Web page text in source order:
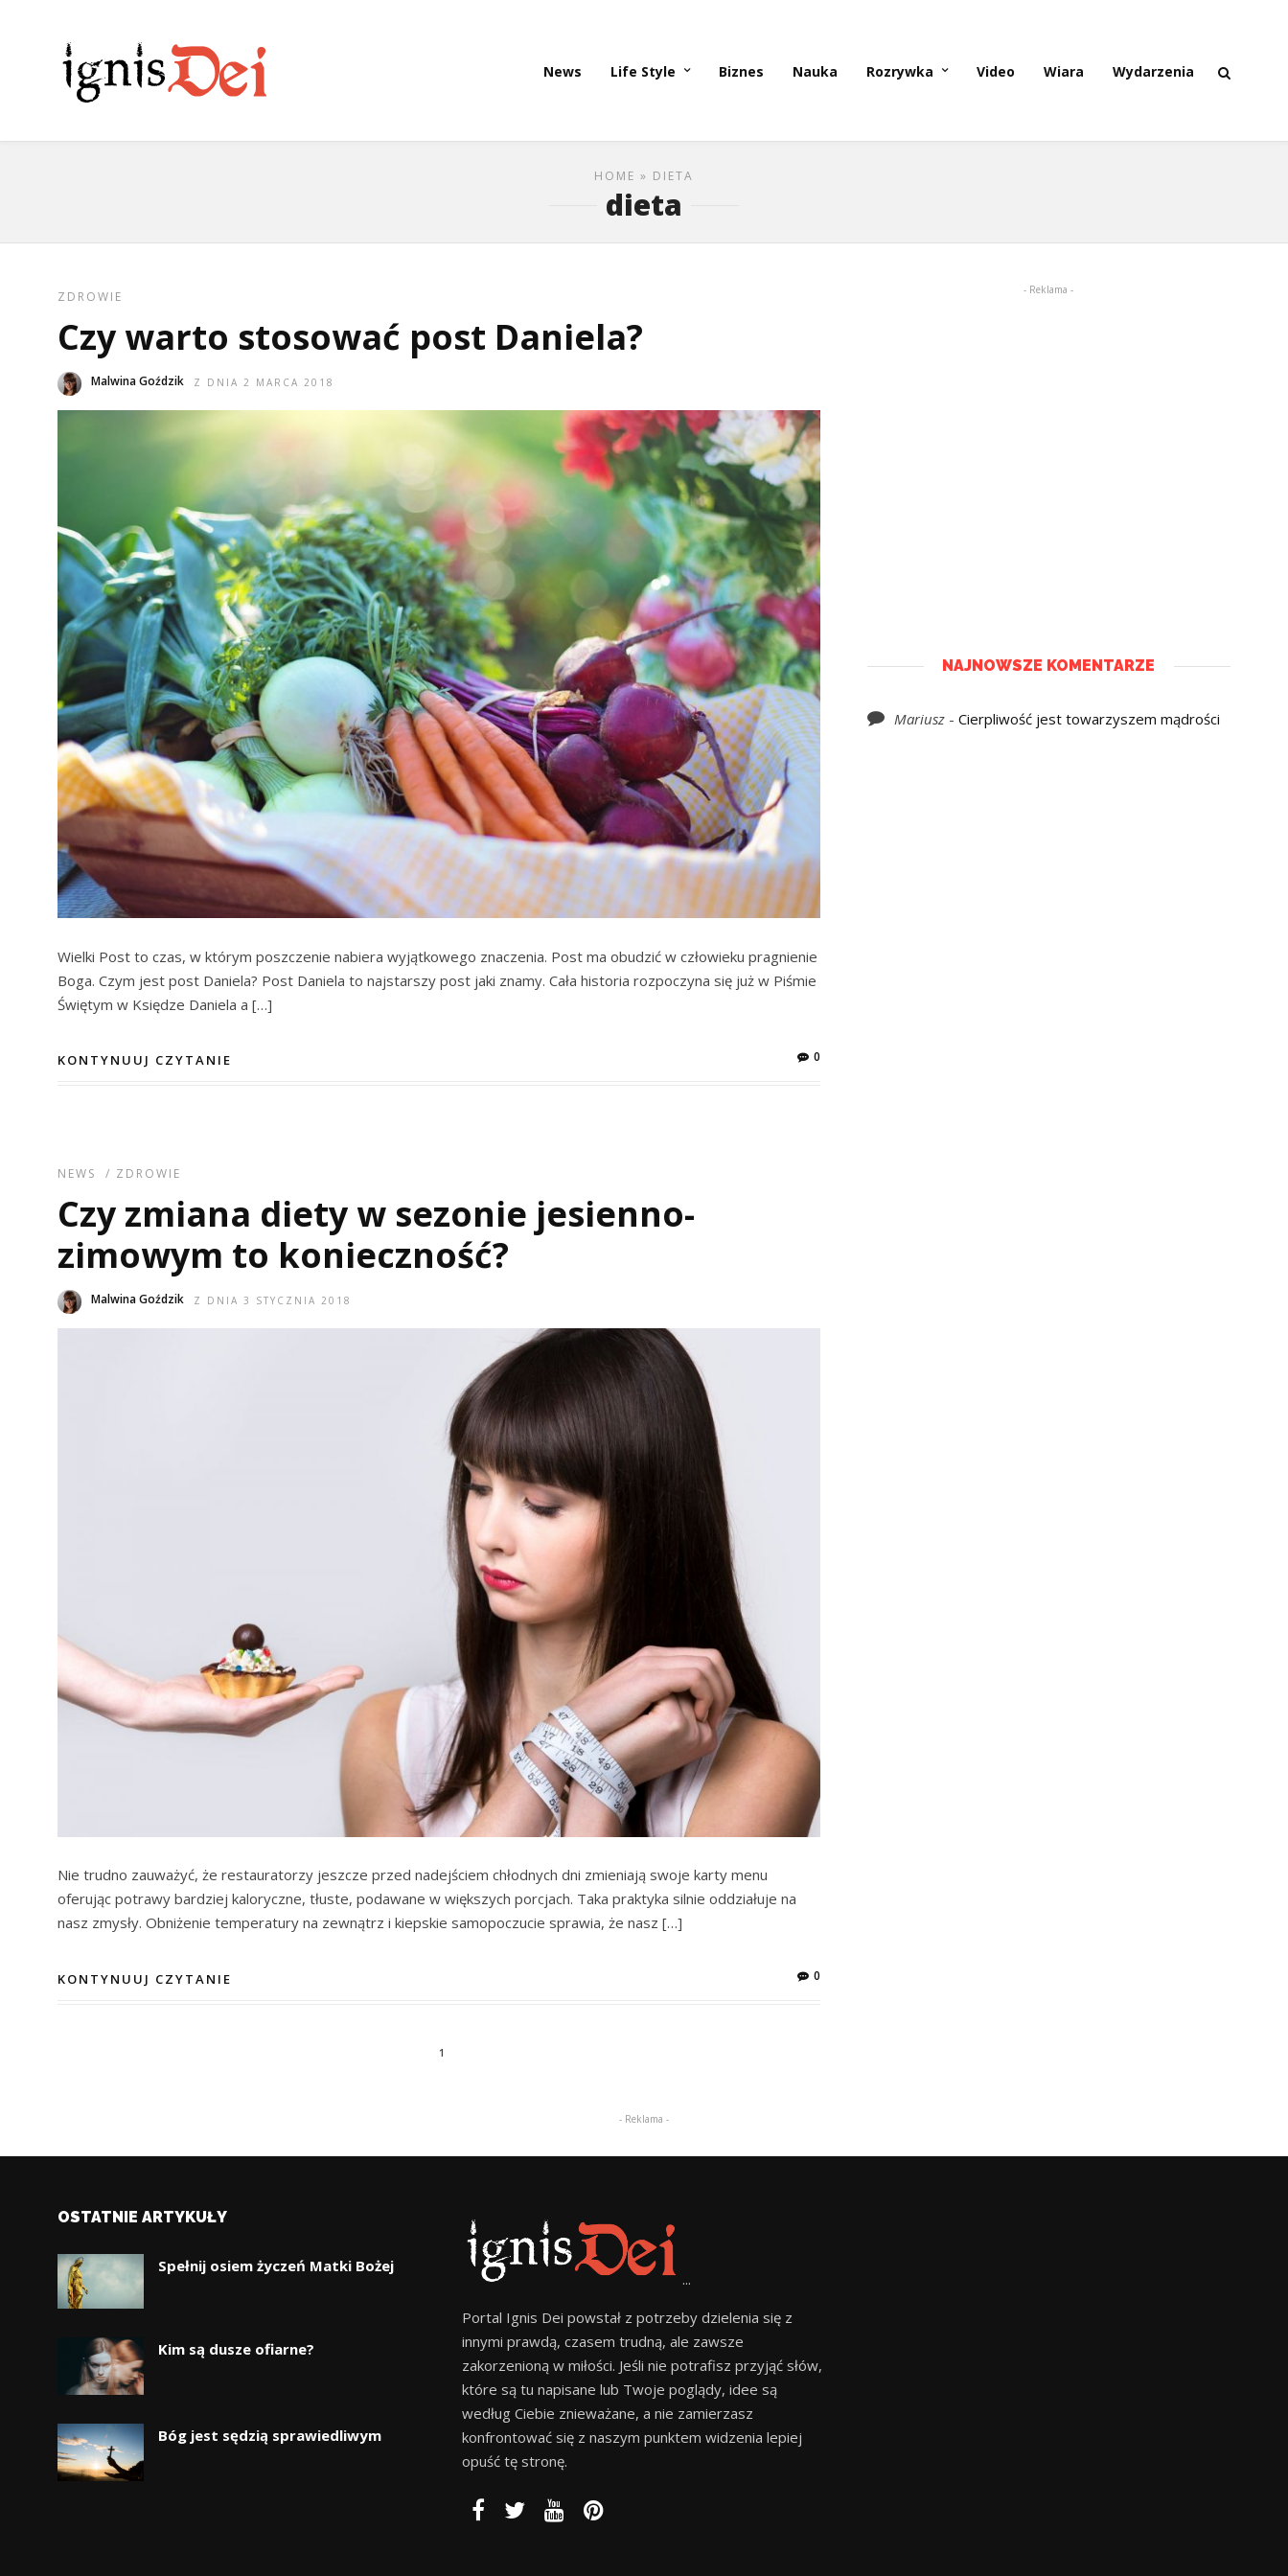
News Life Style Biznes Nauka Rozrywka Video Wiara Wydarzenia
HOME » DIETA
dieta
ZDROWIE
Czy warto stosować post Daniela?
Malwina Goździk Z DNIA 2 MARCA 2018
Wielki Post to czas, w którym poszczenie nabiera wyjątkowego znaczenia. Post ma obudzić w człowieku pragnienie
Boga. Czym jest post Daniela? Post Daniela to najstarszy post jaki znamy. Cała historia rozpoczyna się już w Piśmie
Świętym w Księdze Daniela a […]
KONTYNUUJ CZYTANIE 0
NEWS / ZDROWIE
Czy zmiana diety w sezonie jesienno-
zimowym to konieczność?
Malwina Goździk Z DNIA 3 STYCZNIA 2018
Nie trudno zauważyć, że restauratorzy jeszcze przed nadejściem chłodnych dni zmieniają swoje karty menu
oferując potrawy bardziej kaloryczne, tłuste, podawane w większych porcjach. Taka praktyka silnie oddziałuje na
nasz zmysły. Obniżenie temperatury na zewnątrz i kiepskie samopoczucie sprawia, że nasz […]
KONTYNUUJ CZYTANIE 0
1
- Reklama -
NAJNOWSZE KOMENTARZE
Mariusz- Cierpliwość jest towarzyszem mądrości
- Reklama -
OSTATNIE ARTYKUŁY
Spełnij osiem życzeń Matki Bożej
Kim są dusze ofiarne?
Bóg jest sędzią sprawiedliwym
...
Portal Ignis Dei powstał z potrzeby dzielenia się z
innymi prawdą, czasem trudną, ale zawsze
zakorzenioną w miłości. Jeśli nie potrafisz przyjąć słów,
które są tu napisane lub Twoje poglądy, idee są
według Ciebie znieważane, a nie zamierzasz
konfrontować się z naszym punktem widzenia lepiej
opuść tę stronę.